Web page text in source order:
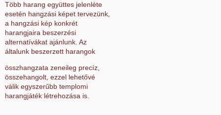
Több harang együttes jelenléte
esetén hangzási képet tervezünk,
a hangzási kép konkrét
harangjaira beszerzési
alternatívákat ajánlunk. Az
általunk beszerzett harangok
összhangzata zeneileg precíz,
összehangolt, ezzel lehetővé
válik egyszerűbb templomi
harangjáték létrehozása is.